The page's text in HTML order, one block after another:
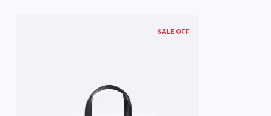
SALE OFF